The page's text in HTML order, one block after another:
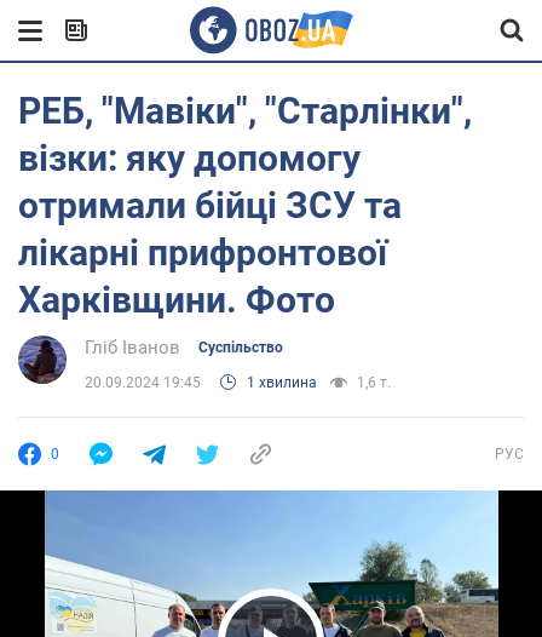
РЕБ, "Мавіки", "Старлінки",
візки: яку допомогу
отримали бійці ЗСУ та
лікарні прифронтової
Харківщини. Фото
Гліб Іванов Суспільство
20.09.2024 19:45 1 хвилина 1,6 т.
0 РУС